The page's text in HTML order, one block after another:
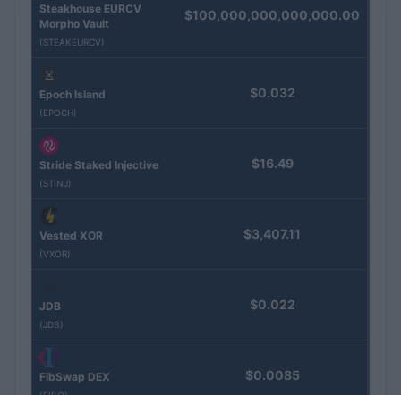
Steakhouse EURCV
Morpho Vault
(STEAKEURCV)
$100,000,000,000,000.00
Epoch Island
(EPOCH)
$0.032
Stride Staked Injective
(STINJ)
$16.49
Vested XOR
(VXOR)
$3,407.11
JDB
(JDB)
$0.022
FibSwap DEX $0.0085